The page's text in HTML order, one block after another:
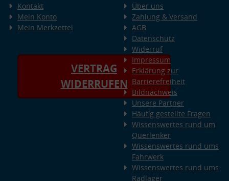
Kontakt
Mein Konto
Mein Merkzettel
VERTRAG
WIDERRUFEN
Über uns
Zahlung & Versand
AGB
Datenschutz
Widerruf
Impressum
Erklärung zur
Barrierefreiheit
Bildnachweis
Unsere Partner
Häufig gestellte Fragen
Wissenswertes rund um
Querlenker
Wissenswertes rund ums
Fahrwerk
Wissenswertes rund ums
Radlager